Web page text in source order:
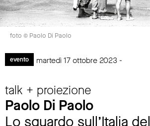
foto © Paolo Di Paolo
evento martedì 17 ottobre 2023 -
talk + proiezione
Paolo Di Paolo
Lo sguardo sull’Italia del